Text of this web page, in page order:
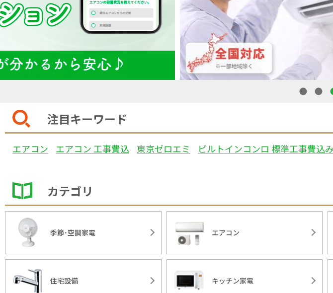
1 2
注目キーワード
エアコン エアコン 工事費込 東京ゼロエミ ビルトインコンロ 標準工事費込み
カテゴリ
季節･空調家電 エアコン
住宅設備 キッチン家電